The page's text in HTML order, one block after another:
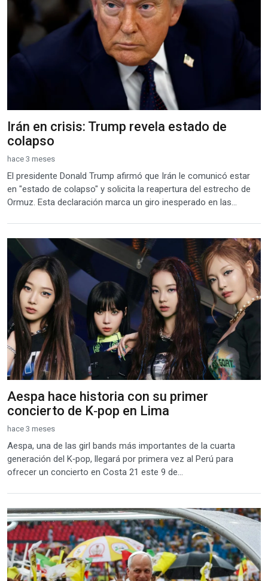
Irán en crisis: Trump revela estado de
colapso
hace 3 meses
El presidente Donald Trump afirmó que Irán le comunicó estar
en "estado de colapso" y solicita la reapertura del estrecho de
Ormuz. Esta declaración marca un giro inesperado en las...
Aespa hace historia con su primer
concierto de K‑pop en Lima
hace 3 meses
Aespa, una de las girl bands más importantes de la cuarta
generación del K‑pop, llegará por primera vez al Perú para
ofrecer un concierto en Costa 21 este 9 de...